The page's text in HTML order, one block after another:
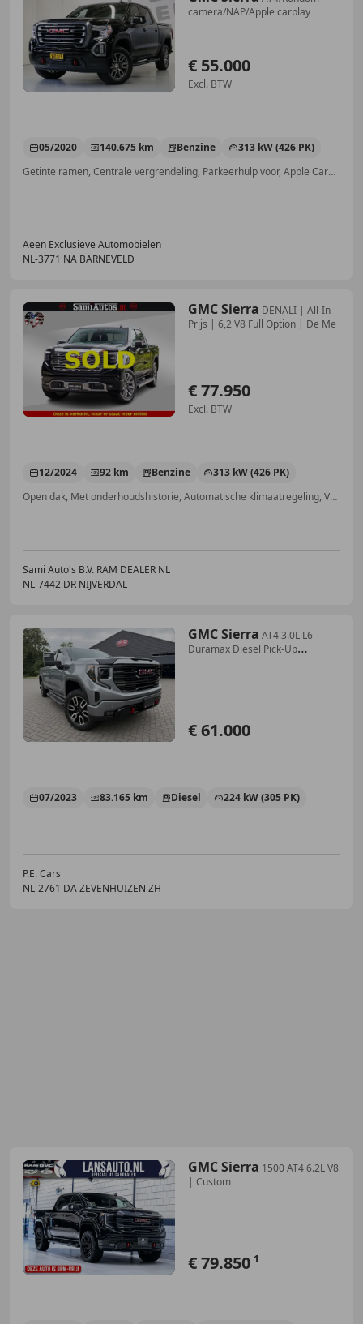
camera/NAP/Apple carplay
€ 55.000
Excl. BTW
05/2020 140.675 km Benzine
313 kW (426 PK)
Getinte ramen, Centrale vergrendeling, Parkeerhulp voor, Apple CarPlay, Met onderhoudshistorie, Parkeerhulp met camera, Trekhaak, Armsteun
Aeen Exclusieve Automobielen
NL-3771 NA BARNEVELD
GMC Sierra DENALI | All-In
Prijs | 6,2 V8 Full Option | De Me
€ 77.950
Excl. BTW
12/2024 92 km Benzine
313 kW (426 PK)
Open dak, Met onderhoudshistorie, Automatische klimaatregeling, Verwarming zetels achter, Schakelflippers, Stuurwielverwarming, Elektrische stoelverstelling, Android Auto
Sami Auto's B.V. RAM DEALER NL
NL-7442 DR NIJVERDAL
GMC Sierra AT4 3.0L L6
Duramax Diesel Pick-Up
€ 61.000
07/2023 83.165 km Diesel 224 kW (305 PK)
P.E. Cars
NL-2761 DA ZEVENHUIZEN ZH
GMC Sierra 1500 AT4 6.2L V8
| Custom
€ 79.850 1